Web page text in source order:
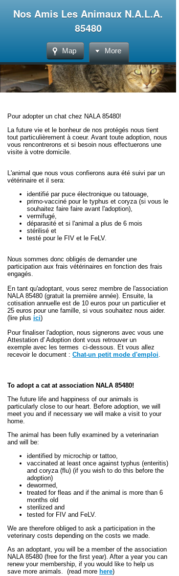
Nos Amis Les Animaux N.A.L.A.
85480
Map More
Pour adopter un chat chez NALA 85480!
La future vie et le bonheur de nos protégés nous tient
tout particulièrement à coeur. Avant toute adoption, nous
vous rencontrerons et si besoin nous effectuerons une
visite à votre domicile.
L'animal que nous vous confierons aura été suivi par un
vétérinaire et il sera:
identifié par puce électronique ou tatouage,
primo-vacciné pour le typhus et coryza (si vous le
souhaitez faire faire avant l'adoption),
vermifugé,
déparasité et si l'animal a plus de 6 mois
stérilisé et
testé pour le FIV et le FeLV.
Nous sommes donc obligés de demander une
participation aux frais vétérinaires en fonction des frais
engagés.
En tant qu'adoptant, vous serez membre de l'association
NALA 85480 (gratuit la première année). Ensuite, la
cotisation annuelle est de 10 euros pour un particulier et
25 euros pour une famille, si vous souhaitez nous aider.
(lire plus ici)
Pour finaliser l'adoption, nous signerons avec vous une
Attestation d' Adoption dont vous retrouver un
exemple avec les termes ci-dessous. Et vous allez
recevoir le document : Chat-un petit mode d'emploi.
To adopt a cat at association NALA 85480!
The future life and happiness of our animals is
particularly close to our heart. Before adoption, we will
meet you and if necessary we will make a visit to your
home.
The animal has been fully examined by a veterinarian
and will be:
identified by microchip or tattoo,
vaccinated at least once against typhus (enteritis)
and coryza (flu) (if you wish to do this before the
adoption)
dewormed,
treated for fleas and if the animal is more than 6
months old
sterilized and
tested for FIV and FeLV.
We are therefore obliged to ask a participation in the
veterinary costs depending on the costs we made.
As an adoptant, you will be a member of the association
NALA 85480 (free for the first year). After a year you can
renew your membership, if you would like to help us
save more animals. (read more here)